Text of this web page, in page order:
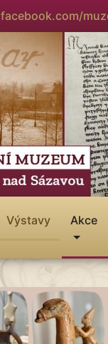
facebook.com/
Výstavy Akce